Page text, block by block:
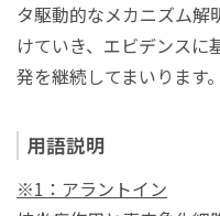
タ駆動的なメカニズム解
けていき、エビデンスに
発を継続してまいります。
用語説明
※1：アラントイン